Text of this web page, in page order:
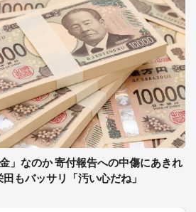
」なのか 寄付報告への中傷にあきれ
もバッサリ「汚い心だね」